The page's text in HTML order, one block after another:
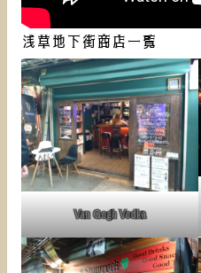
浅草地下街商店一覧
Van Gogh Vodka